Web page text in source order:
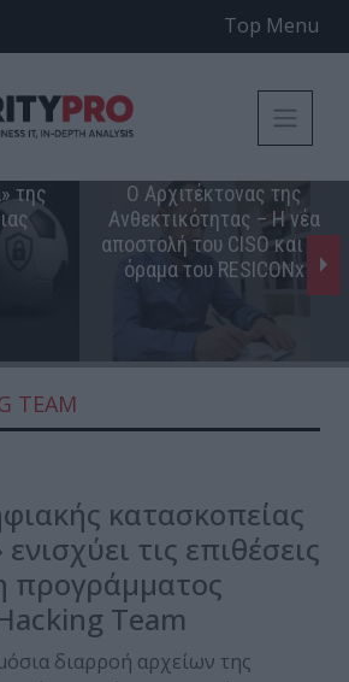
Top Menu
της
Ο Αρχιτέκτονας της
Ανθεκτικότητας – Η νέα
αποστολή του CISO και το
όραμα του RESICONx
TEAM
κατασκοπείας
τις επιθέσεις
προγράμματος
Team
διαρροή αρχείων της